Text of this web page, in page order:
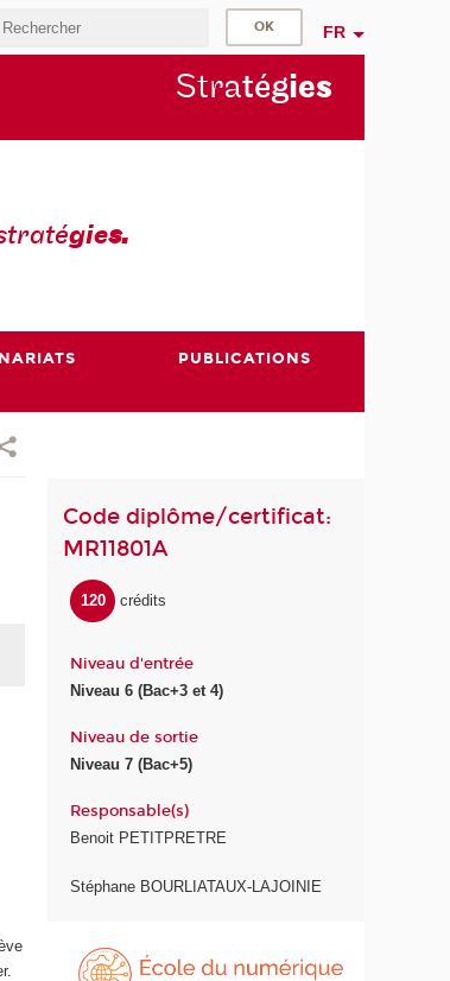
FR
Stratégies
gies.
PUBLICATIONS
Code diplôme/certificat:
MR11801A
120 crédits
Niveau d'entrée
Niveau 6 (Bac+3 et 4)
Niveau de sortie
Niveau 7 (Bac+5)
Responsable(s)
Benoit PETITPRETRE
Stéphane BOURLIATAUX-LAJOINIE